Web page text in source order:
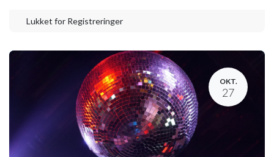
Lukket for Registreringer
OKT.
27